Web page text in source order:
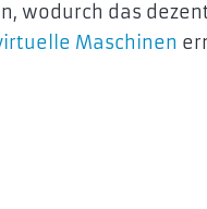
wodurch das
Maschinen